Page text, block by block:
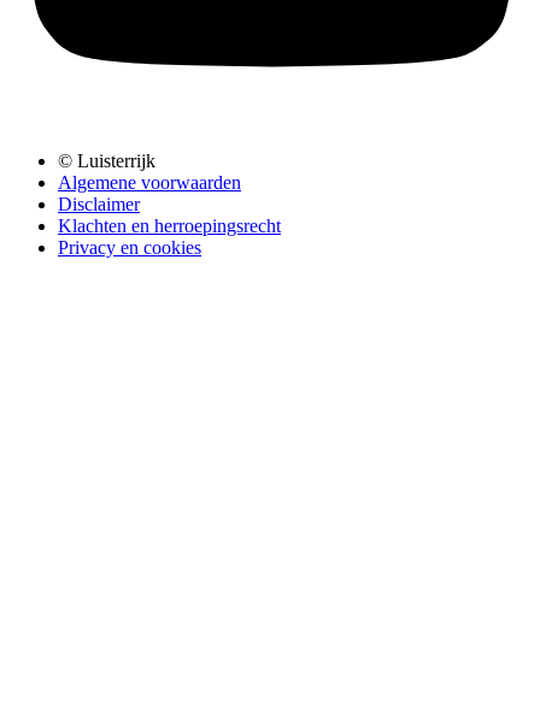
© Luisterrijk
Algemene voorwaarden
Disclaimer
Klachten en herroepingsrecht
Privacy en cookies